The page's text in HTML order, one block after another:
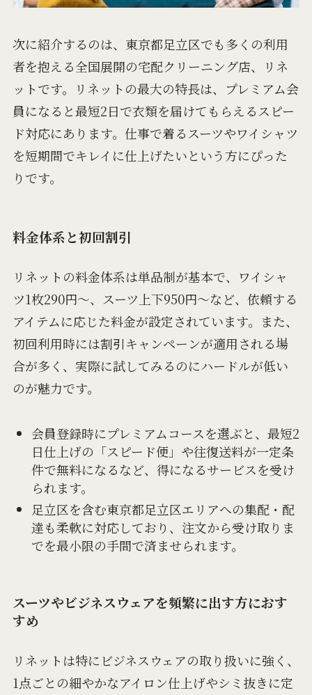
次に紹介するのは、東京都足立区でも多くの利用
者を抱える全国展開の宅配クリーニング店、リネ
ットです。リネットの最大の特長は、プレミアム会
員になると最短2日で衣類を届けてもらえるスピー
ド対応にあります。仕事で着るスーツやワイシャツ
を短期間でキレイに仕上げたいという方にぴった
りです。
料金体系と初回割引
リネットの料金体系は単品制が基本で、ワイシャ
ツ1枚290円～、スーツ上下950円～など、依頼する
アイテムに応じた料金が設定されています。また、
初回利用時には割引キャンペーンが適用される場
合が多く、実際に試してみるのにハードルが低い
のが魅力です。
会員登録時にプレミアムコースを選ぶと、最短2
日仕上げの「スピード便」や往復送料が一定条
件で無料になるなど、得になるサービスを受け
られます。
足立区を含む東京都足立区エリアへの集配・配
達も柔軟に対応しており、注文から受け取りま
でを最小限の手間で済ませられます。
スーツやビジネスウェアを頻繁に出す方におす
すめ
リネットは特にビジネスウェアの取り扱いに強く、
1点ごとの細やかなアイロン仕上げやシミ抜きに定